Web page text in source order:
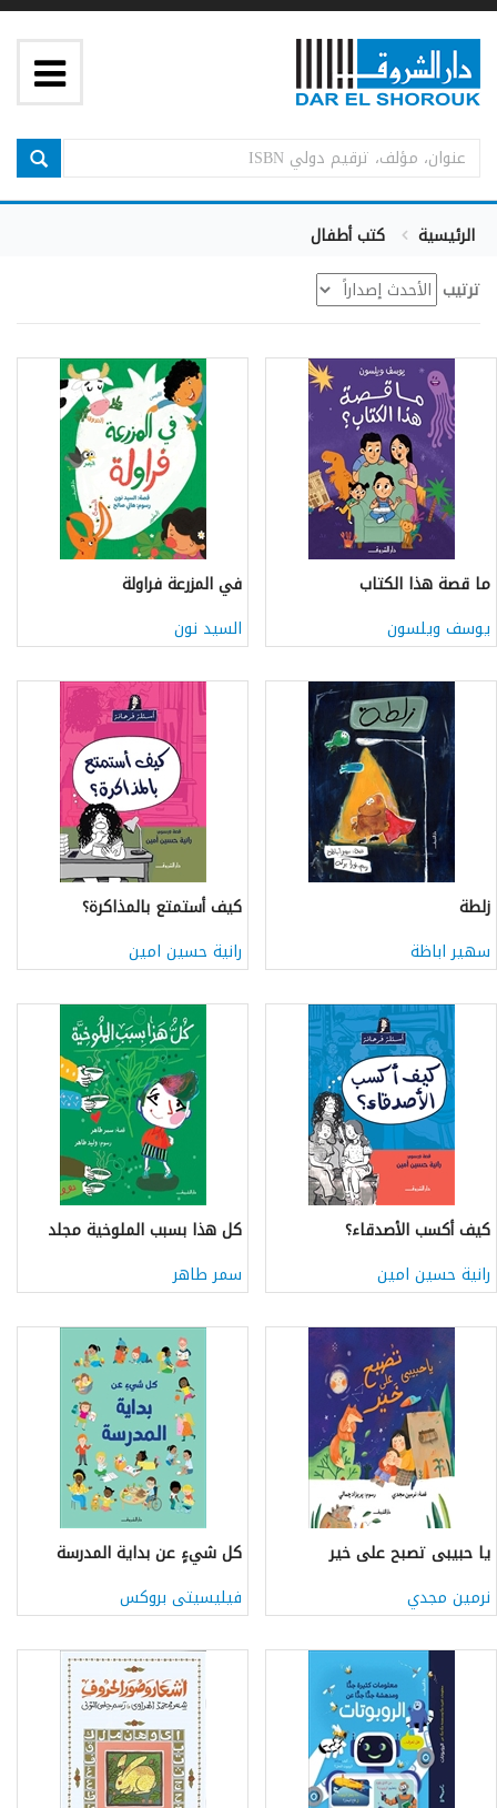
الرئيسية
كتب أطفال
ترتيب
ما قصة هذا الكتاب
يوسف ويلسون
في المزرعة فراولة
السيد نون
زلطة
سهير اباظة
كيف أستمتع بالمذاكرة؟
رانية حسين امين
كيف أكسب الأصدقاء؟
رانية حسين امين
كل هذا بسبب الملوخية مجلد
سمر طاهر
يا حبيبى تصبح على خير
نرمين مجدي
كل شيءٍ عن بداية المدرسة
فيليسيتى بروكس